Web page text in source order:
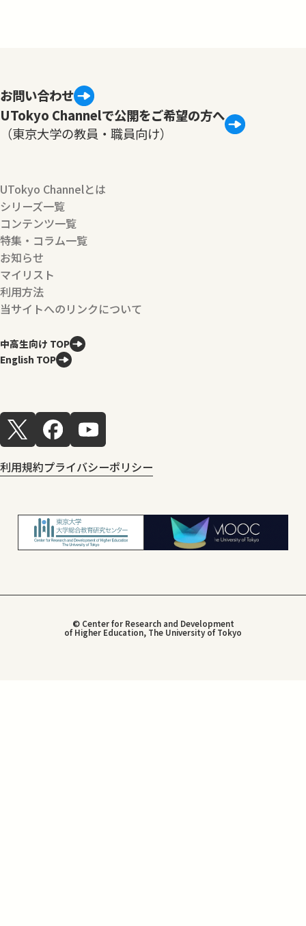
お問い合わせ
UTokyo Channelで公開をご希望の方へ
（東京大学の教員・職員向け）
UTokyo Channelとは
シリーズ一覧
コンテンツ一覧
特集・コラム一覧
お知らせ
マイリスト
利用方法
当サイトへのリンクについて
中高生向け TOP
English TOP
利用規約プライバシーポリシー
© Center for Research and Development
of Higher Education, The University of Tokyo